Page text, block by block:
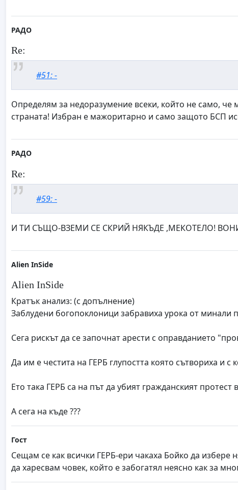
РАДО
Re:
#51: -
Определям за недоразумение всеки, който не само,
страната! Избран е мажоритарно и само защото БСП
РАДО
Re:
#59: -
И ТИ СЪЩО-ВЗЕМИ СЕ СКРИЙ НЯКЪДЕ ,МЕКОТЕЛО!
Alien InSide
Alien InSide
Кратък анализ: (с допълнение)
Заблудени богопоклоници забравиха урока от минали
Сега рискът да се започнат арести с оправданието
Да им е честита на ГЕРБ глупостта която сътвориха и с
Ето така ГЕРБ са на път да убият гражданският протест
А сега на къде ???
Гост
Сещам се как всички ГЕРБ-ери чакаха Бойко да избере
да харесвам човек, който е забогатял неясно как за